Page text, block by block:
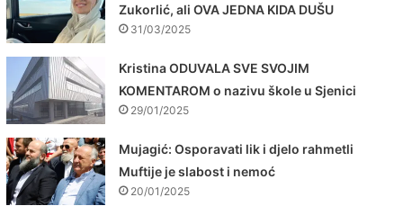
Zukorlić, ali OVA JEDNA KIDA DUŠU
31/03/2025
Kristina ODUVALA SVE SVOJIM
KOMENTAROM o nazivu škole u Sjenici
29/01/2025
Mujagić: Osporavati lik i djelo rahmetli
Muftije je slabost i nemoć
20/01/2025